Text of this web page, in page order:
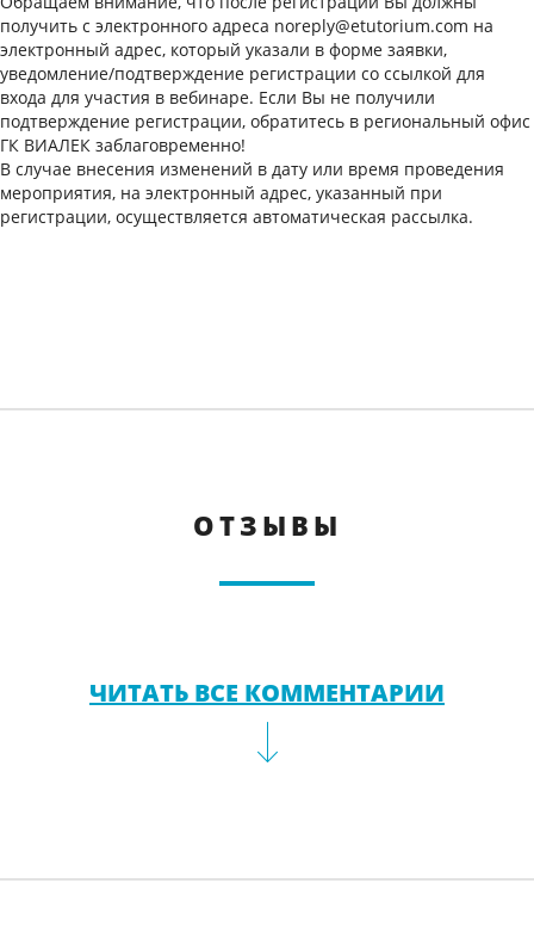
получить с электронного адреса noreply@etutorium.com на
электронный адрес, который указали в форме заявки,
уведомление/подтверждение регистрации со ссылкой для
входа для участия в вебинаре. Если Вы не получили
подтверждение регистрации, обратитесь в региональный офис
ГК ВИАЛЕК заблаговременно!
В случае внесения изменений в дату или время проведения
мероприятия, на электронный адрес, указанный при
регистрации, осуществляется автоматическая рассылка.
ОТЗЫВЫ
ЧИТАТЬ ВСЕ КОММЕНТАРИИ